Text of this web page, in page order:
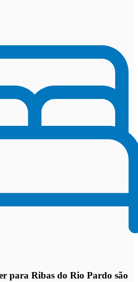
para Ribas do Rio Pardo são